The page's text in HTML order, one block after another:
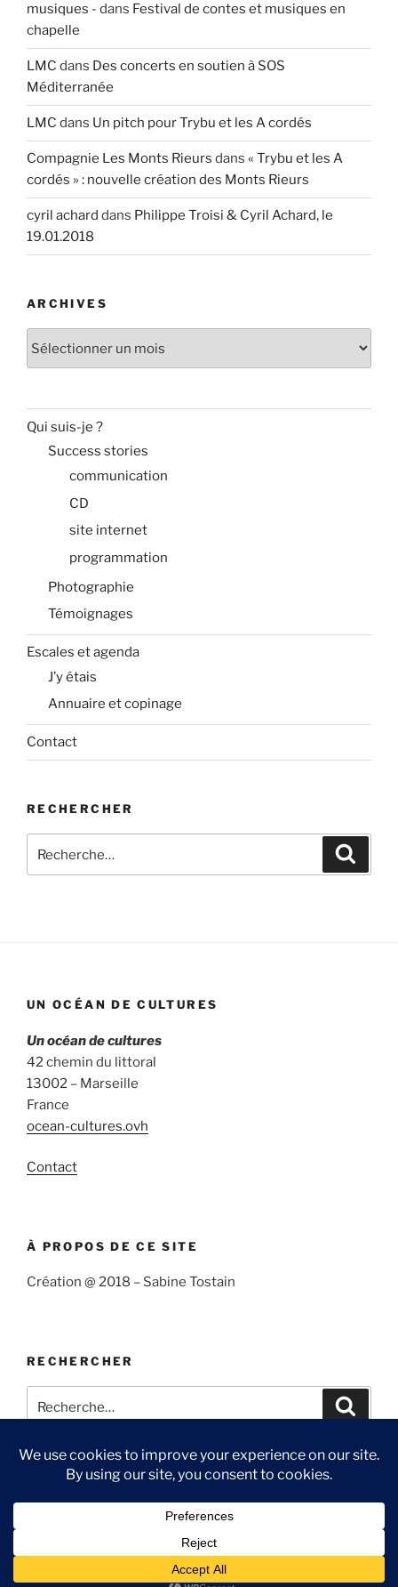
musiques - dans Festival de contes et musiques en
chapelle
LMC dans Des concerts en soutien à SOS
Méditerranée
LMC dans Un pitch pour Trybu et les A cordés
Compagnie Les Monts Rieurs dans « Trybu et les A
cordés » : nouvelle création des Monts Rieurs
cyril achard dans Philippe Troisi & Cyril Achard, le
19.01.2018
ARCHIVES
Qui suis-je ?
Success stories
communication
CD
site internet
programmation
Photographie
Témoignages
Escales et agenda
J’y étais
Annuaire et copinage
Contact
RECHERCHER
pour
UN OCÉAN DE CULTURES
Un océan de cultures
42 chemin du littoral
13002 – Marseille
France
ocean-cultures.ovh
Contact
À PROPOS DE CE SITE
Création @ 2018 – Sabine Tostain
RECHERCHER
pour
Suivre
Me
Ma
Tube
Contact
Fièrement propulsé par WordPress